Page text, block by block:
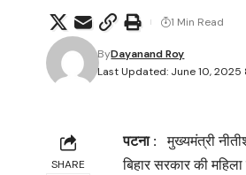
Last Updated: June 10, 2025
ByDayanand Roy
1 Min Read
SHARE
पटना : मुख्यमंत्री
बिहार सरकार की